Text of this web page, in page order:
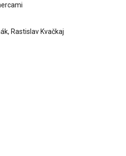
, Rastislav Kvačkaj